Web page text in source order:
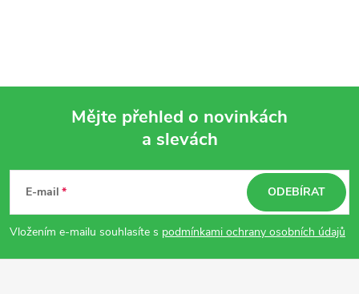
p
a
Mějte přehled o novinkách
a slevách
E-mail
Vložením e-mailu souhlasíte s podmínkami ochrany osobních údajů
ODEBÍRAT